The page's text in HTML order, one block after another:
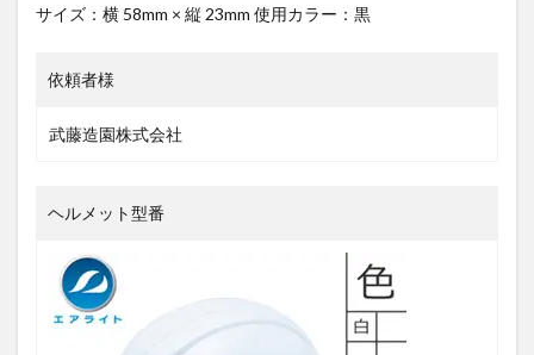
サイズ：横 58mm × 縦 23mm 使用カラー：黒
依頼者様
武藤造園株式会社
ヘルメット型番